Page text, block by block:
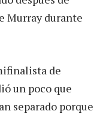
Murray durante
de
un poco que
separado porque